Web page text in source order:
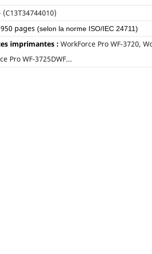
0 pages (selon la norme ISO/IEC 24711)
imprimantes : WorkForce Pro WF-3720,
Pro WF-3725DWF...